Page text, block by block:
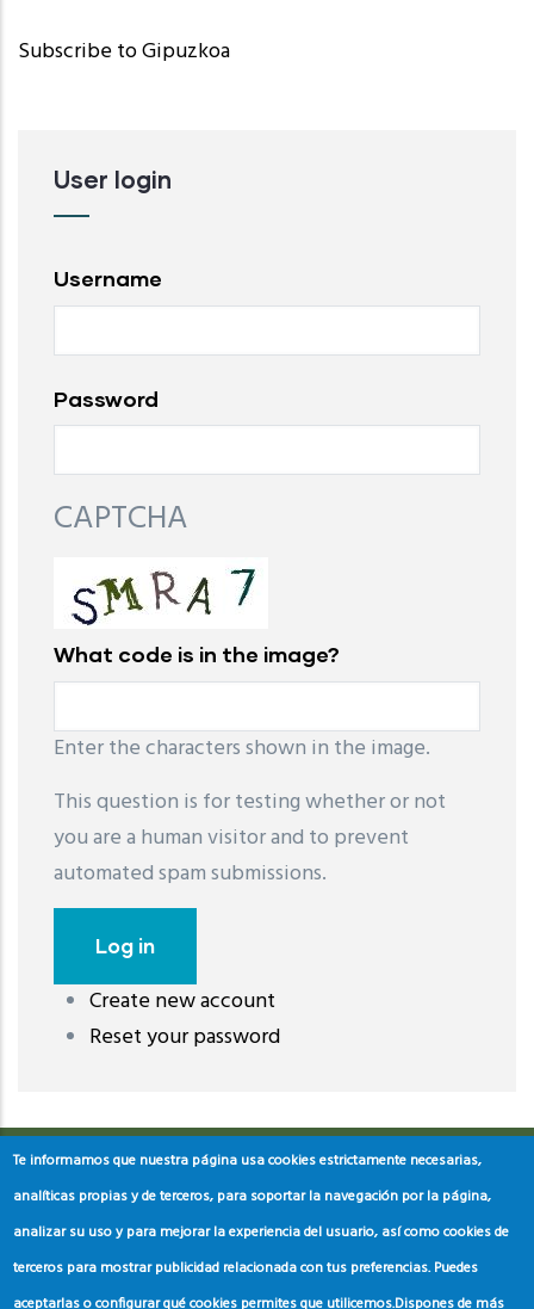
Subscribe to Gipuzkoa
User login
Username
Password
CAPTCHA
What code is in the image?
Enter the characters shown in the image.
This question is for testing whether or not
you are a human visitor and to prevent
automated spam submissions.
Create new account
Reset your password
레딧 다운로드coloring pages printable
download
Te informamos que nuestra página usa cookies estrictamente necesarias,
analíticas propias y de terceros, para soportar la navegación por la página,
analizar su uso y para mejorar la experiencia del usuario, así como cookies de
terceros para mostrar publicidad relacionada con tus preferencias. Puedes
aceptarlas o configurar qué cookies permites que utilicemos.Dispones de más